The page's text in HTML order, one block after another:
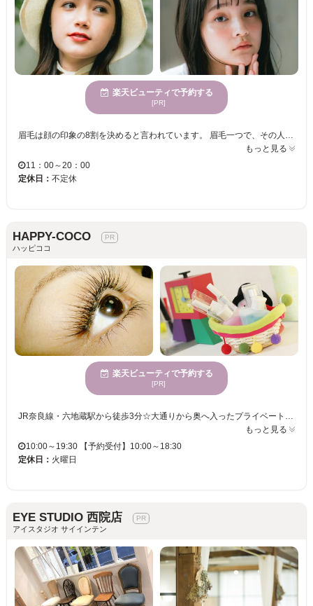
楽天ビューティで予約する
[PR]
眉毛は顔の印象の8割を決めると言われています。 眉毛一つで、その人の雰囲気は、凛々しくもなり、優しくもなり、可愛くもなり、頼れる男らしくもなります。 私たちi’m (アイム) は、そんな重要なパーツである眉毛を、お客様の輪郭や自眉毛の特徴を活かして、似合う眉毛デザインをご提案いたします。 また、普段のメイクや、ファッション、なりたい雰囲気もお聞かせいただきながら、ご納得のいくデザインを、確かなアイブロウスキルで叶えさせて頂きます。 アイブロウデザインのエキスパートたちへ、是非一度ご相談下さい。 i’m（アイム）スタッフ一同、皆様のご来店を心からお待ちしております。
もっと見る
11：00～20：00
定休日： 不定休
HAPPY-COCO
ハッピココ
楽天ビューティで予約する
[PR]
JR奈良線・六地蔵駅から徒歩3分☆大通りから奥へ入ったプライベートトータルケアサロン『HAPPY-COCO (ハッピココ)』 【まつ毛エクステ・ネイル・フェイシャルエステ】をご用意しており、キレイになろうと思ったときに好きなメニューを受けられるのが自慢です☆お選び頂いたメニュー別に施術ルームも異なり、担当スタッフがマンツーマンでトータル的に施術・アドバイスさせて頂きます！気になる事があれば、何でもご相談下さい♪ 【おススメは、「トゥルーエクステ」と「まつ毛カール」】 まつ毛エクステは、お好みの長さ・太さ・カールからその人のイメージや雰囲気に合わせて自然な印象に仕上がるだけでなく、質感にこだわりを持ち、1本1本に専用液で装着する丁寧施術★ まつ毛カールのロットも多種多様、お客様のまぶたの加減、まつ毛の太さ、まつ毛の痛み加減を見極め、出来上がりにこだわりを、持ち続け、衛生面にも徹底しています。 【完全予約制】でお届けする美のためのくつろぎ感と「キレイになった！」と感動するその瞬間を、しっかり体験して頂けます！
もっと見る
10:00～19:30 【予約受付】10:00～18:30
定休日： 火曜日
EYE STUDIO 西院店
アイスタジオ サイインテン